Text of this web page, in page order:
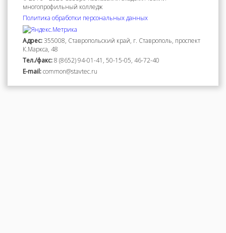
многопрофильный колледж
Политика обработки персональных данных
Адрес:355008, Ставропольский край, г. Ставрополь, проспект
К.Маркса, 48
Тел./факс:8 (8652) 94-01-41, 50-15-05, 46-72-40
Е-mail:common@stavtec.ru